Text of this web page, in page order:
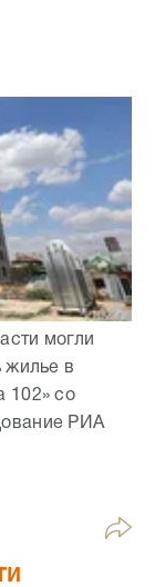
могли
жилье в
102» со
РИА